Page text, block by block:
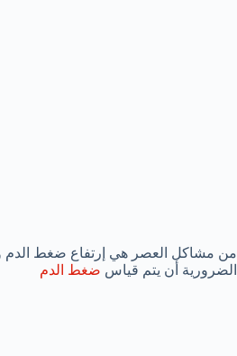
من مشاكل العصر هي إرتفاع ضغط الدم
الضرورية أن يتم قياس ضغط الدم